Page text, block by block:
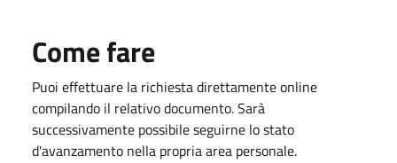
Come fare
Puoi effettuare la richiesta direttamente online
compilando il relativo documento. Sarà
successivamente possibile seguirne lo stato
d'avanzamento nella propria area personale.